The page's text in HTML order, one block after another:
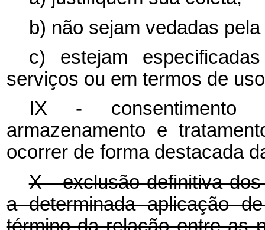
b) não sejam vedadas
c) estejam
serviços ou em termos de
IX - consentimento
armazenamento e
ocorrer de forma destacada
X - exclusão definitiva
a determinada aplicação
término da relação entre as